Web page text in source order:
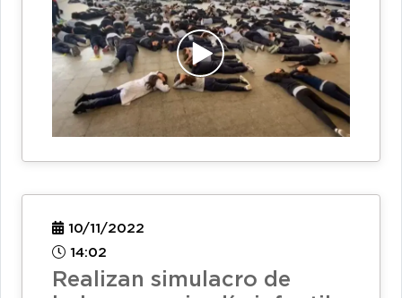
10/11/2022
14:02
Realizan simulacro de